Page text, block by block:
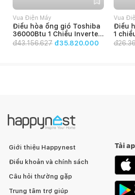
2
Đèn báo chất lượng
không khí
Cảm biến
Ánh sáng
Vua Điện Máy
Điều hòa ống gió Toshiba
36000Btu 1 Chiều Inverter
RAV-GE3601BP-V/RAV-
đ43.156.627 đ35.820.000
Vua
Điều
1
đ
Giới thiệu Happynest
Điều khoản và chính sách
Câu hỏi thường gặp
Trung tâm trợ giúp
Tải